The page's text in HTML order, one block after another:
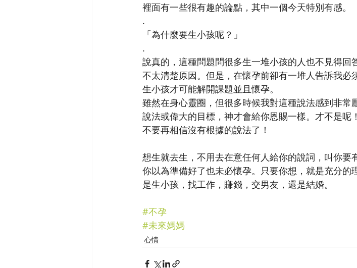
裡面有一些很有趣的論點，其中一個今天特別有感。
.
「為什麼要生小孩呢？」
.
說真的，這種問題問很多生一堆小孩的人也不見得回
不太清楚原因。但是，在懷孕前卻有一堆人告訴我
生小孩才可能解開課題並且懷孕。
雖然在身心靈圈，但很多時候我對這種說法感到非
說法或偉大的目標，神才會給你恩賜一樣。才不是呢！
不要再相信沒有根據的說法了！
想生就去生，不用去在意任何人給你的說詞，叫你
你以為準備好了也未必懷孕。只要你想，就是充分
是生小孩，找工作，賺錢，交男友，還是結婚。
#不孕
#未來媽媽
心情